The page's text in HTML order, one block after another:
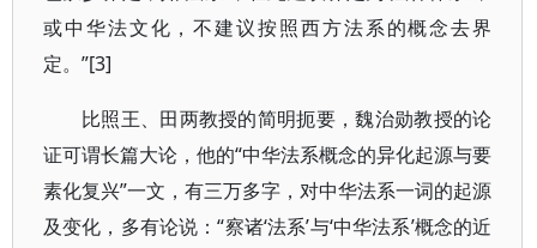
或中华法文化，不建议按照西方法系的概念去界
定。”[3]
比照王、田两教授的简明扼要，魏治勋教授的论
证可谓长篇大论，他的“中华法系概念的异化起源与要
素化复兴”一文，有三万多字，对中华法系一词的起源
及变化，多有论说：“察诸‘法系’与‘中华法系’概念的近